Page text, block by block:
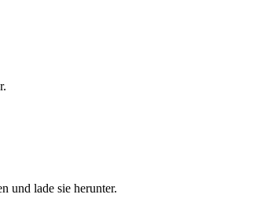
und lade sie herunter.